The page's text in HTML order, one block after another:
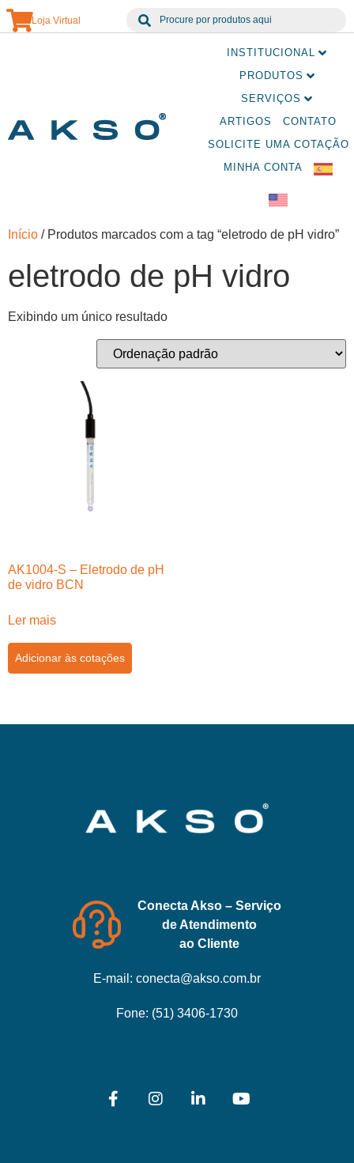
Loja Virtual
INSTITUCIONAL
PRODUTOS
SERVIÇOS
ARTIGOS
CONTATO
SOLICITE UMA COTAÇÃO
MINHA CONTA
Início / Produtos marcados com a tag “eletrodo de pH vidro”
eletrodo de pH vidro
Exibindo um único resultado
AK1004-S – Eletrodo de pH
de vidro BCN
Ler mais
Adicionar às cotações
Conecta Akso – Serviço
de Atendimento
ao Cliente
E-mail: conecta@akso.com.br
Fone: (51) 3406-1730